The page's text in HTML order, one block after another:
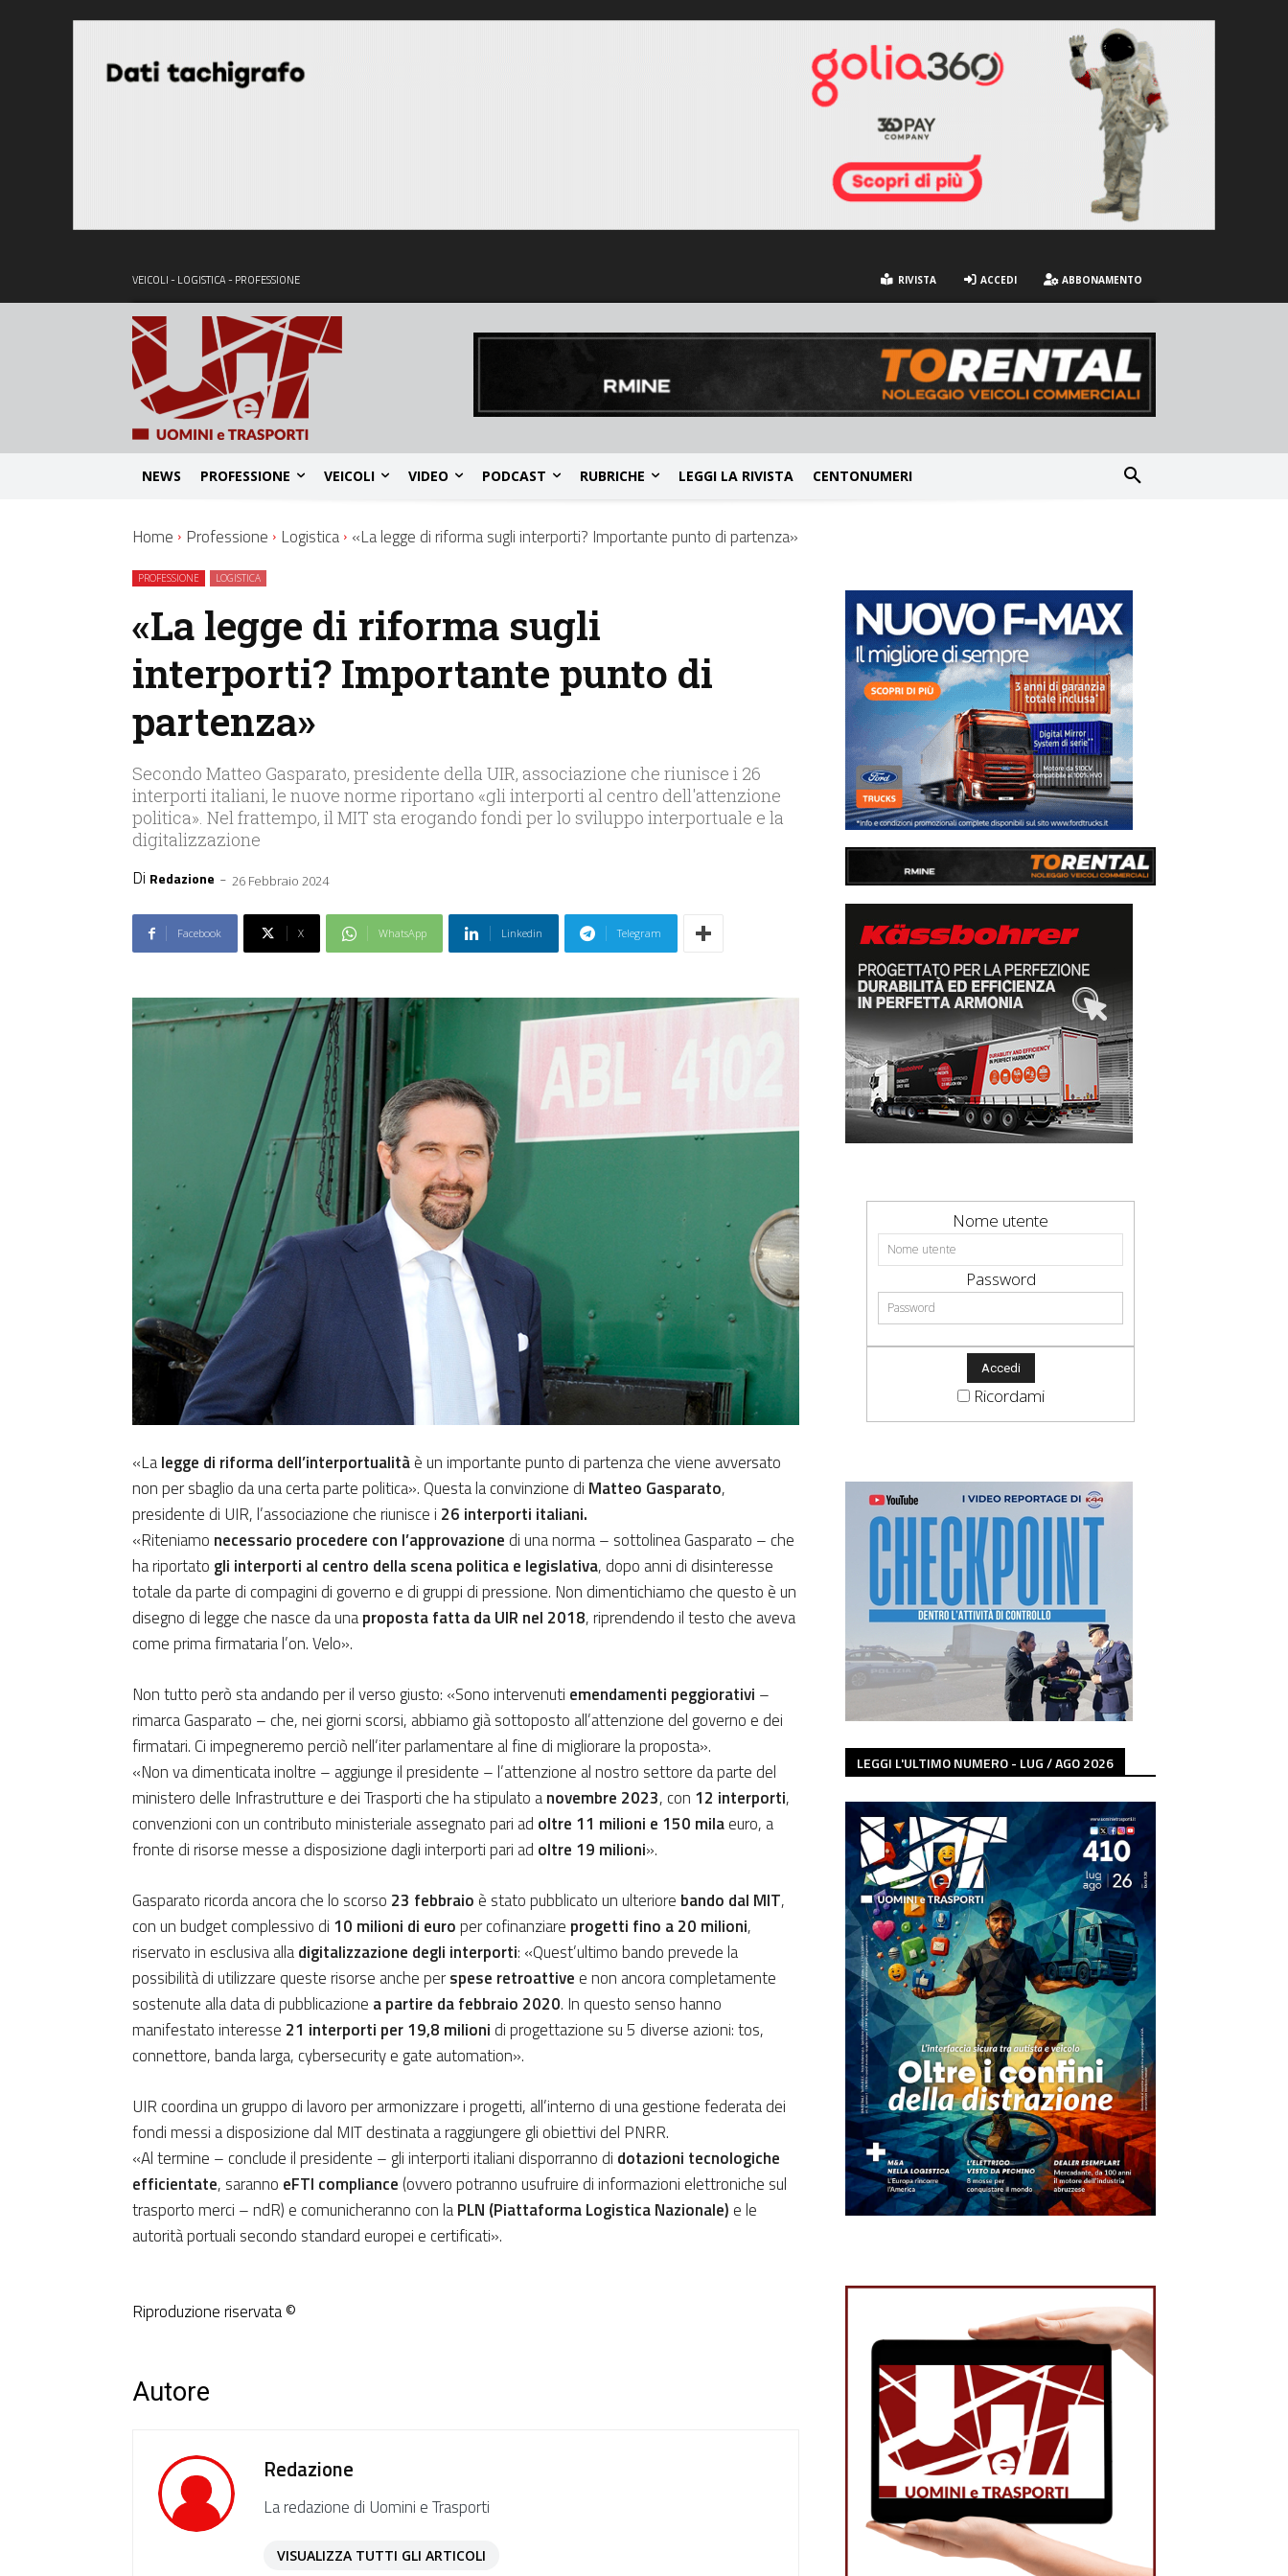
VEICOLI - LOGISTICA - PROFESSIONE RIVISTA ACCEDI ABBONAMENTO
NEWS PROFESSIONE VEICOLI VIDEO PODCAST RUBRICHE LEGGI LA RIVISTA CENTONUMERI
Home Professione Logistica «La legge di riforma sugli interporti? Importante punto di partenza»
PROFESSIONE LOGISTICA
«La legge di riforma sugli
interporti? Importante punto di
partenza»
Secondo Matteo Gasparato, presidente della UIR, associazione che riunisce i 26
interporti italiani, le nuove norme riportano «gli interporti al centro dell'attenzione
politica». Nel frattempo, il MIT sta erogando fondi per lo sviluppo interportuale e la
digitalizzazione
Di Redazione - 26 Febbraio 2024
Facebook X WhatsApp Linkedin Telegram
«Lalegge di riforma dell’interportualitàè un importante punto di partenza che viene avversato
non per sbaglio da una certa parte politica». Questa la convinzione di Matteo Gasparato,
presidente di UIR, l’associazione che riunisce i 26 interporti italiani.
«Riteniamo necessario procedere con l’approvazione di una norma – sottolinea Gasparato – che
ha riportato gli interporti al centro della scena politica e legislativa, dopo anni di disinteresse
totale da parte di compagini di governo e di gruppi di pressione. Non dimentichiamo che questo è un
disegno di legge che nasce da unaproposta fatta da UIR nel 2018, riprendendo il testo che aveva
come prima firmataria l’on. Velo».
Non tutto però sta andando per il verso giusto: «Sono intervenuti emendamenti peggiorativi –
rimarca Gasparato – che, nei giorni scorsi, abbiamo già sottoposto all’attenzione del governo e dei
firmatari. Ci impegneremo perciò nell’iter parlamentare al fine di migliorare la proposta».
«Non va dimenticata inoltre – aggiunge il presidente – l’attenzione al nostro settore da parte del
ministero delle Infrastrutture e dei Trasporti che ha stipulato anovembre 2023, con 12 interporti,
convenzioni con un contributo ministeriale assegnato pari ad oltre 11 milioni e 150 milaeuro, a
fronte di risorse messe a disposizione dagli interporti pari ad oltre 19 milioni».
Gasparato ricorda ancora che lo scorso 23 febbraio è stato pubblicato un ulteriore bando dal MIT,
con un budget complessivo di 10 milioni di europer cofinanziare progetti fino a 20 milioni,
riservato in esclusiva alladigitalizzazione degli interporti: «Quest’ultimo bando prevede la
possibilità di utilizzare queste risorse anche perspese retroattive e non ancora completamente
sostenute alla data di pubblicazione a partire da febbraio 2020. In questo senso hanno
manifestato interesse 21 interporti per 19,8 milioni di progettazione su 5 diverse azioni: tos,
connettore, banda larga, cybersecurity e gate automation».
UIR coordina un gruppo di lavoro per armonizzare i progetti, all’interno di una gestione federata dei
fondi messi a disposizione dal MIT destinata a raggiungere gli obiettivi del PNRR.
«Al termine – conclude il presidente – gli interporti italiani disporranno di dotazioni tecnologiche
efficientate, saranno eFTI compliance (ovvero potranno usufruire di informazioni elettroniche sul
trasporto merci – ndR) e comunicheranno con laPLN (Piattaforma Logistica Nazionale) e le
autorità portuali secondo standard europei e certificati».
Riproduzione riservata ©
Autore
Redazione
La redazione di Uomini e Trasporti
VISUALIZZA TUTTI GLI ARTICOLI
Nome utente
Password
Ricordami
LEGGI L'ULTIMO NUMERO - LUG / AGO 2026